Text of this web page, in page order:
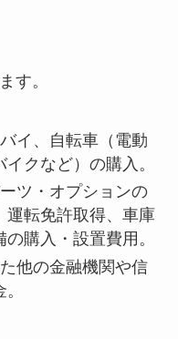
す。
イ、自転車（電動
クなど）の購入。
ツ・オプションの
運転免許取得、車庫
購入・設置費用。
他の金融機関や信